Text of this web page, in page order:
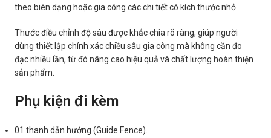
theo biên dạng hoặc gia công các chi tiết có kích thước nhỏ.
Thước điều chỉnh độ sâu được khắc chia rõ ràng, giúp người
dùng thiết lập chính xác chiều sâu gia công mà không cần đo
đạc nhiều lần, từ đó nâng cao hiệu quả và chất lượng hoàn thiện
sản phẩm.
Phụ kiện đi kèm
01 thanh dẫn hướng (Guide Fence).